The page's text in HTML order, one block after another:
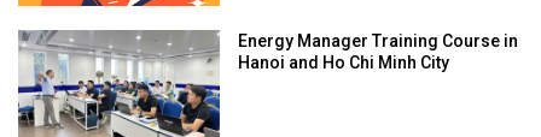
Energy Manager Training Course in
Hanoi and Ho Chi Minh City